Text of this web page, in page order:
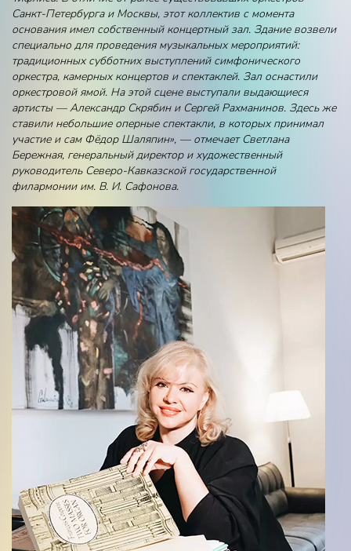
Санкт‑Петербурга и Москвы, этот коллектив с момента
основания имел собственный концертный зал. Здание возвели
специально для проведения музыкальных мероприятий:
традиционных субботних выступлений симфонического
оркестра, камерных концертов и спектаклей. Зал оснастили
оркестровой ямой. На этой сцене выступали выдающиеся
артисты — Александр Скрябин и Сергей Рахманинов. Здесь же
ставили небольшие оперные спектакли, в которых принимал
участие и сам Фёдор Шаляпин», — отмечает Светлана
Бережная, генеральный директор и художественный
руководитель Северо‑Кавказской государственной
филармонии им. В. И. Сафонова.